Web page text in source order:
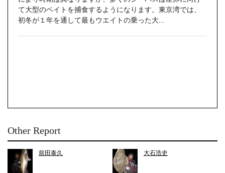
て大型のベイトを捕食するようになります。東京湾では、
初冬が１年を通して最もウエイトの乗った大...
Other Report
前田泰久 大石浩史